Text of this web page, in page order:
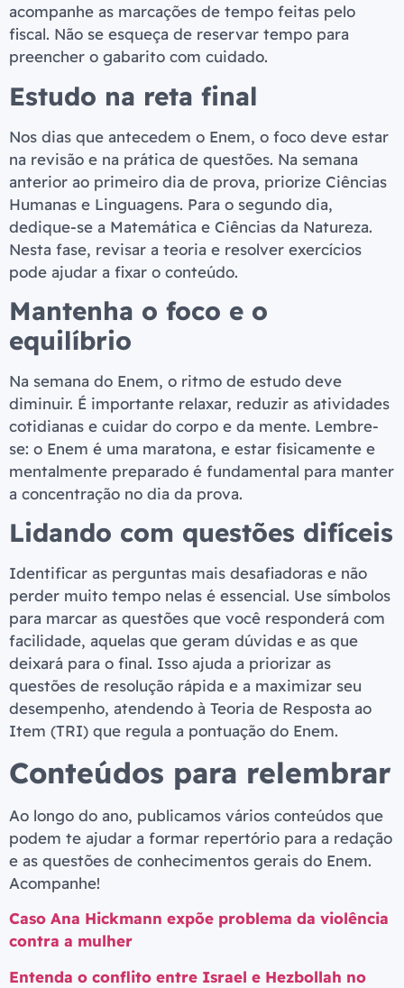
acompanhe as marcações de tempo feitas pelo
fiscal. Não se esqueça de reservar tempo para
preencher o gabarito com cuidado.
Estudo na reta final
Nos dias que antecedem o Enem, o foco deve estar
na revisão e na prática de questões. Na semana
anterior ao primeiro dia de prova, priorize Ciências
Humanas e Linguagens. Para o segundo dia,
dedique-se a Matemática e Ciências da Natureza.
Nesta fase, revisar a teoria e resolver exercícios
pode ajudar a fixar o conteúdo.
Mantenha o foco e o
equilíbrio
Na semana do Enem, o ritmo de estudo deve
diminuir. É importante relaxar, reduzir as atividades
cotidianas e cuidar do corpo e da mente. Lembre-
se: o Enem é uma maratona, e estar fisicamente e
mentalmente preparado é fundamental para manter
a concentração no dia da prova.
Lidando com questões difíceis
Identificar as perguntas mais desafiadoras e não
perder muito tempo nelas é essencial. Use símbolos
para marcar as questões que você responderá com
facilidade, aquelas que geram dúvidas e as que
deixará para o final. Isso ajuda a priorizar as
questões de resolução rápida e a maximizar seu
desempenho, atendendo à Teoria de Resposta ao
Item (TRI) que regula a pontuação do Enem.
Conteúdos para relembrar
Ao longo do ano, publicamos vários conteúdos que
podem te ajudar a formar repertório para a redação
e as questões de conhecimentos gerais do Enem.
Acompanhe!
Caso Ana Hickmann expõe problema da violência
contra a mulher
Entenda o conflito entre Israel e Hezbollah no